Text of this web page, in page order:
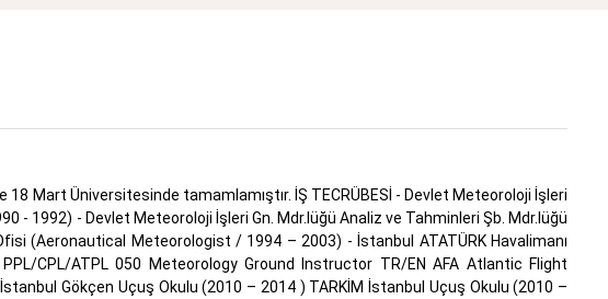
Mart Üniversitesinde tamamlamıştır. İŞ TECRÜBESİ - Devlet Meteoroloji İşleri
- 1992) - Devlet Meteoroloji İşleri Gn. Mdr.lüğü Analiz ve Tahminleri Şb. Mdr.lüğü
(Aeronautical Meteorologist / 1994 – 2003) - İstanbul ATATÜRK Havalimanı
CPL/ATPL 050 Meteorology Ground Instructor TR/EN AFA Atlantic Flight
Gökçen Uçuş Okulu (2010 – 2014 ) TARKİM İstanbul Uçuş Okulu (2010 –